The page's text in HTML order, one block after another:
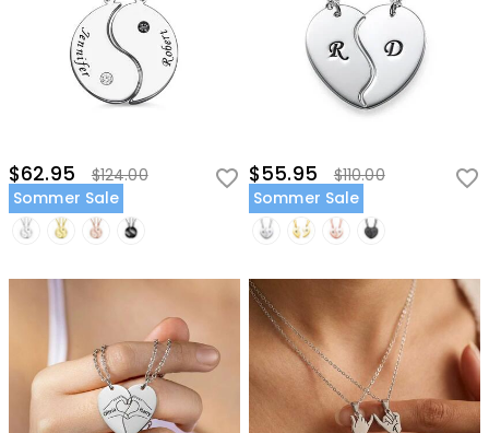
$62.95
$124.00
Sommer Sale
$55.95
$110.00
Sommer Sale